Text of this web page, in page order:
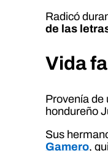
Radicó
de las
Vida
Provenía de
hondureño
Sus
Gamero,